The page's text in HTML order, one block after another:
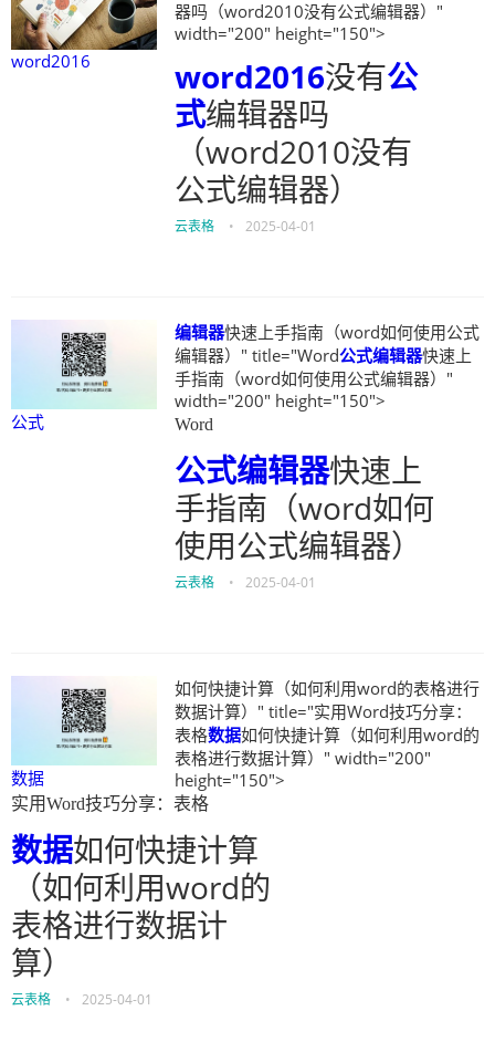
word2016
器吗（word2010没有公式编辑器）"
width="200" height="150">
word2016没有公
式编辑器吗
（word2010没有
公式编辑器）
云表格 • 2025-04-01
公式
编辑器快速上手指南（word如何使用公式
编辑器）" title="Word公式编辑器快速上
手指南（word如何使用公式编辑器）"
width="200" height="150">
Word
公式编辑器快速上
手指南（word如何
使用公式编辑器）
云表格 • 2025-04-01
数据
如何快捷计算（如何利用word的表格进行
数据计算）" title="实用Word技巧分享：
表格数据如何快捷计算（如何利用word的
表格进行数据计算）" width="200"
height="150">
实用Word技巧分享：表格
数据如何快捷计算
（如何利用word的
表格进行数据计
算）
云表格 • 2025-04-01